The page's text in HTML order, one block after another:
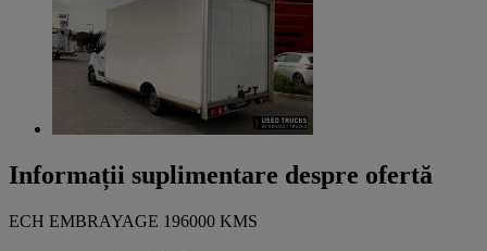
Informații suplimentare despre ofertă
ECH EMBRAYAGE 196000 KMS